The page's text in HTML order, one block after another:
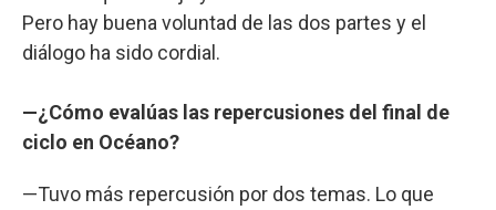
Pero hay buena voluntad de las dos partes y el
diálogo ha sido cordial.
—¿Cómo evalúas las repercusiones del final de
ciclo en Océano?
—Tuvo más repercusión por dos temas. Lo que